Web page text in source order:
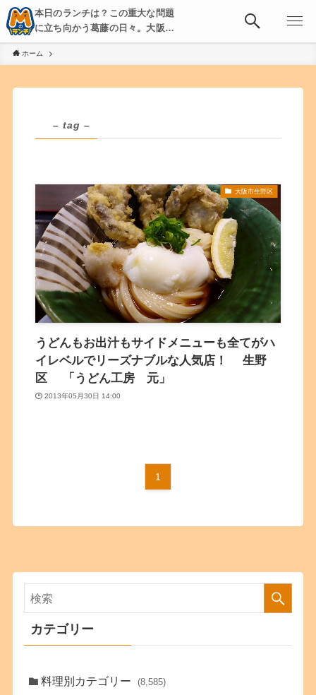
本日のランチは？この重大な問題
に立ち向かう葛藤の日々。大阪・
京都・神戸を中心とした食べ歩
き、飲み歩きを綴る。
ホーム
– tag –
大阪市生野区
うどんもお出汁もサイドメニューも全てがハ
イレベルでリーズナブルな人気店！ 生野
区 「うどん工房 元」
2013年05月30日 14:00
1
カテゴリー
料理別カテゴリー (8,585)